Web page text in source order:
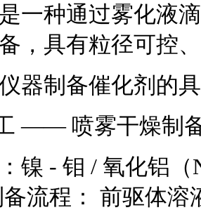
一种通过雾化液
，具有粒径可控
器制备催化剂的
—— 喷雾干燥制
镍 - 钼 / 氧化铝
流程： 前驱体